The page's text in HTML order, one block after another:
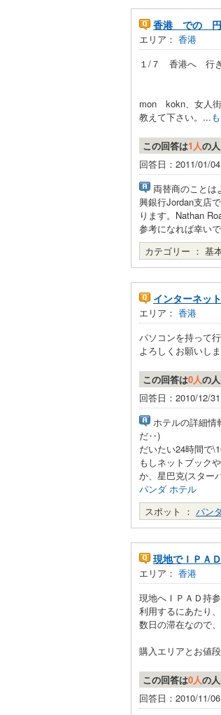
香港 での 円
エリア： 香港
１/７ 香港へ 行き
mon kokn、女人
教えて下さい。...
この回答は1人の
回答日：2011/01/
両替商のことは
興銀行Jordan支店
ります。Nathan
参考になれば幸いで
カテゴリー ： 基
インターネッ
エリア： 香港
パソコンを持って
よろしくお願いし
この回答は0人の
回答日：2010/12/
ホテルの詳細情
だ‥)
だいたい24時間で
もしネットブック
か、星巴克(スター
パンダ ホテル
スポット ： パン
現地でＩＰＡ
エリア： 香港
現地へＩＰＡＤ持参
利用するにあたり
数日の滞在なので
購入エリアとお値
この回答は0人の
回答日：2010/11/